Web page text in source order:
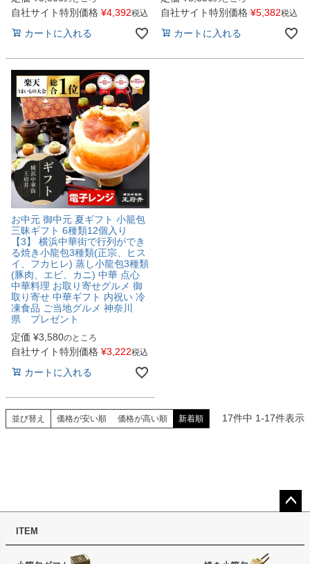
自社サイト特別価格 ¥4,392税込
カートに入れる
自社サイト特別価格 ¥5,382税込
カートに入れる
お中元 御中元 夏ギフト 小籠包
三昧ギフト 6種類12個入り
【3】 横浜中華街で行列ができ
る焼き小龍包3種類(正宗、ヒス
イ、フカヒレ) 蒸し小龍包3種類
(豚肉、エビ、カニ) 中華 点心
中華料理 お取り寄せグルメ 御
取り寄せ 中華ギフト 内祝い 冷
凍食品 ご当地グルメ 神奈川
県 プレゼント
定価 ¥3,580のところ
自社サイト特別価格 ¥3,222税込
カートに入れる
並び替え 価格が安い順 価格が高い順 新着順 17件中 1-17件表示
ップ
ITEM